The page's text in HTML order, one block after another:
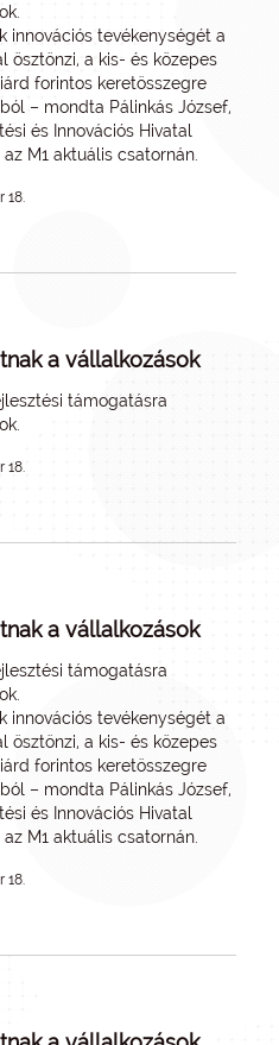
innovációs tevékenységét a
ösztönzi, a kis- és közepes
forintos keretösszegre
– mondta Pálinkás József,
és Innovációs Hivatal
M1 aktuális csatornán.
18.
a vállalkozások
támogatásra
18.
a vállalkozások
támogatásra
innovációs tevékenységét a
ösztönzi, a kis- és közepes
forintos keretösszegre
– mondta Pálinkás József,
és Innovációs Hivatal
M1 aktuális csatornán.
18.